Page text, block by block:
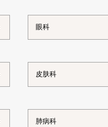
眼科
皮肤科
肺病科